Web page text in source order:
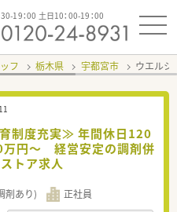
19：00 土日10：00-19：00
フ 栃木県 宇都宮市 ウエルシ
制度充実≫ 年間休日120
円～ 経営安定の調剤併
トア求人
剤あり) 正社員